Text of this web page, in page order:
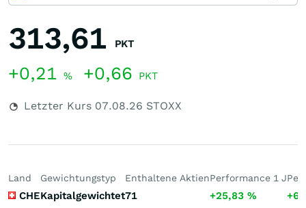
313,61 PKT
+0,21 % +0,66 PKT
Letzter Kurs 07.08.26 STOXX
Land
CHE
Gewichtungstyp
Kapitalgewichtet
Enthaltene Aktien
71
Performance 1 J
+25,83 %